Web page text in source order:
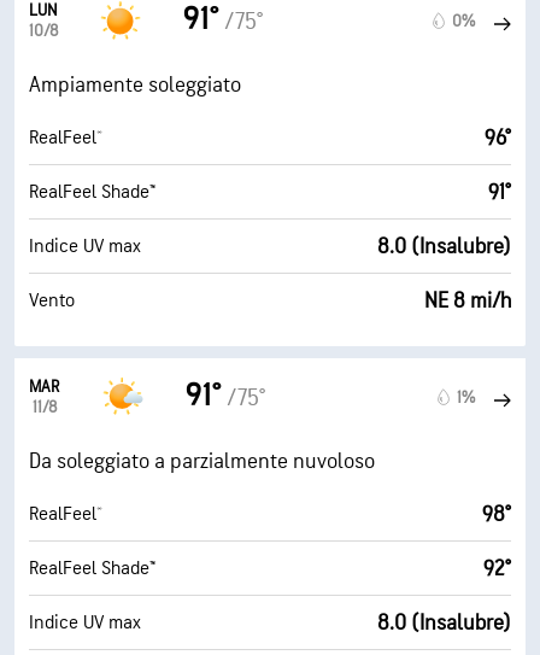
LUN
10/8
91° /75° 0%
Ampiamente soleggiato
RealFeel® 96°
RealFeel Shade™ 91°
Indice UV max 8.0 (Insalubre)
Vento NE 8 mi/h
MAR
11/8
91° /75° 1%
Da soleggiato a parzialmente nuvoloso
RealFeel® 98°
RealFeel Shade™ 92°
Indice UV max 8.0 (Insalubre)